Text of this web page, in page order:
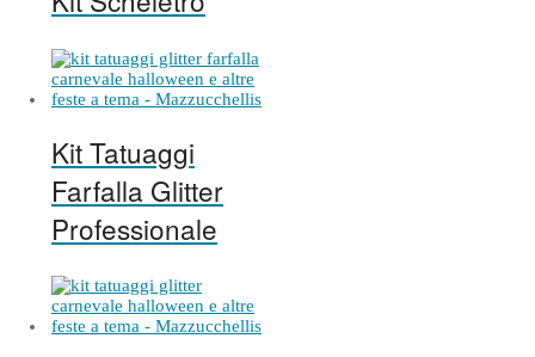
Kit Tatuaggi
Farfalla Glitter
Professionale